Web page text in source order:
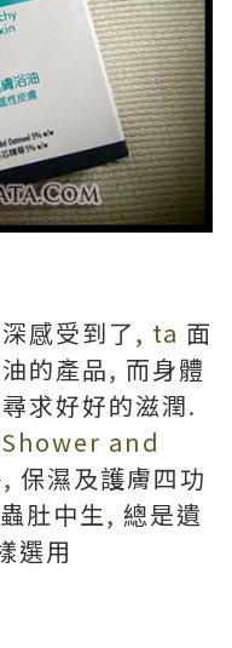
感受到了, ta 面
的產品, 而身體
求好好的滋潤.
and
, 保濕及護膚四功
肚中生, 總是遺
選用